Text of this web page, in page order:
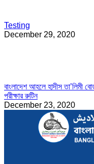
Testing
December 29, 2020
বাংলাদেশ আহলে হাদীস তা’লিমী
পরীক্ষার রুটিন
December 23, 2020